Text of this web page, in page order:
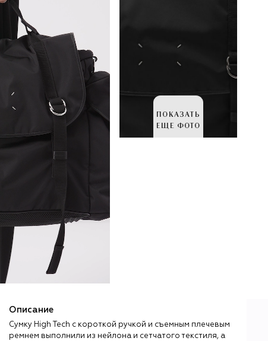
ПОКАЗАТЬ
ЕЩЕ ФОТО
Описание
Сумку High Tech с короткой ручкой и съемным плечевым
ремнем выполнили из нейлона и сетчатого текстиля, а